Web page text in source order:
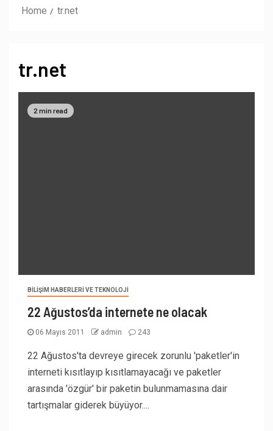
Home tr.net
tr.net
2 min read
BILIŞIM HABERLERI VE TEKNOLOJI
22 Ağustos’da internete ne olacak
06 Mayıs 2011 admin 243
22 Ağustos'ta devreye girecek zorunlu 'paketler'in
interneti kısıtlayıp kısıtlamayacağı ve paketler
arasında 'özgür' bir paketin bulunmamasına dair
tartışmalar giderek büyüyor....